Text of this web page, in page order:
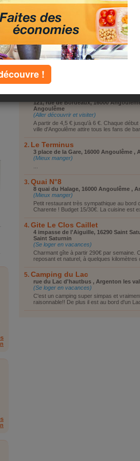
Visiter le coin
Faire du shopping
Autre
top lieux
Dessinée et de l'Image
121, rue de Bordeaux, 16000
Angoulême
(Aller découvrir et visiter)
A partir de 4,5 € jusqu'à 6 €. Chaque début
ville d'Angoulême attire tous les fans de
Le Terminus
3 place de la Gare, 16000 Angoulême ,
(Mieux manger)
Quai N°8
8 quai du Halage, 16000 Angoulême ,
(Mieux manger)
Petit restaurant très sympathique au bord
Charente ! Budget 15/30€. La cuisine est
Gite Le Clos Caillet
4 impasse de l'Aiguille, 16290 Saint
Saint Saturnin
(Se loger en vacances)
Charmant gîte à partir 290€ par semaine.
reposant et naturel, à quelques kilomètres
Camping du Lac
rue du Lac d'hautbus , Argenton les
(Se loger en vacances)
C'est un camping super simpas et
raisonnable!! De plus il est au bord d'un Lac
!